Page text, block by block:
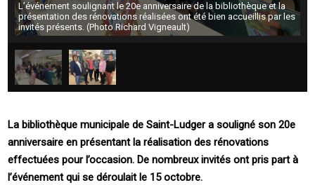
L’événement soulignant le 20e anniversaire de la bibliothèque et la
présentation des rénovations réalisées ont été bien accueillis par les
invités présents. (Photo Richard Vigneault)
La bibliothèque municipale de Saint-Ludger a souligné son 20e
anniversaire en présentant la réalisation des rénovations
effectuées pour l’occasion. De nombreux invités ont pris part à
l’événement qui se déroulait le 15 octobre.